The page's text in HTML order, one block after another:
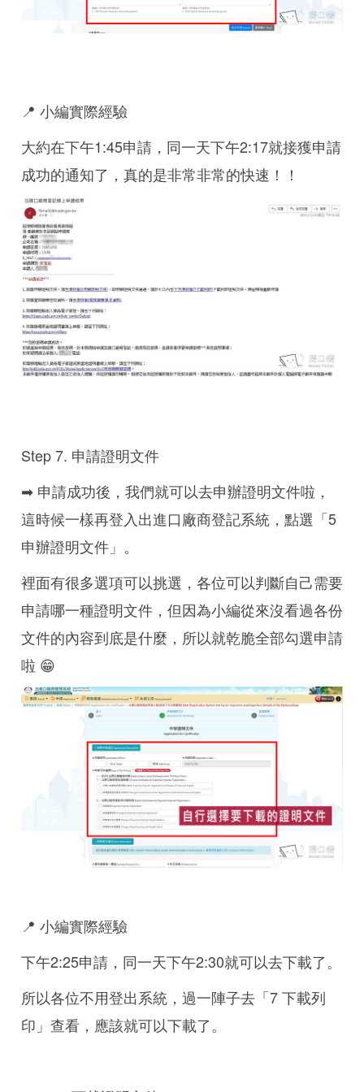
📍 小編實際經驗
大約在下午1:45申請，同一天下午2:17就接獲申請
成功的通知了，真的是非常非常的快速！！
Step 7. 申請證明文件
➡ 申請成功後，我們就可以去申辦證明文件啦，
這時候一樣再登入出進口廠商登記系統，點選「5
申辦證明文件」。
裡面有很多選項可以挑選，各位可以判斷自己需要
申請哪一種證明文件，但因為小編從來沒看過各份
文件的內容到底是什麼，所以就乾脆全部勾選申請
啦 😁
📍 小編實際經驗
下午2:25申請，同一天下午2:30就可以去下載了。
所以各位不用登出系統，過一陣子去「7 下載列
印」查看，應該就可以下載了。